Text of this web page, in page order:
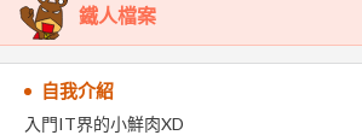
鐵人檔案
自我介紹
入門IT界的小鮮肉XD